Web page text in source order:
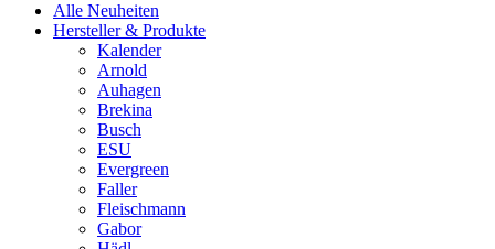
Alle Neuheiten
Hersteller & Produkte
Kalender
Arnold
Auhagen
Brekina
Busch
ESU
Evergreen
Faller
Fleischmann
Gabor